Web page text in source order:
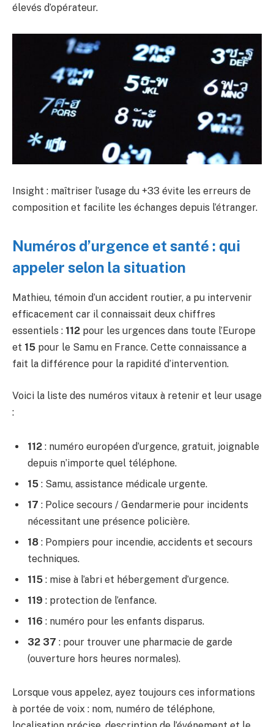
élevés d’opérateur.
Insight : maîtriser l’usage du +33 évite les erreurs de
composition et facilite les échanges depuis l’étranger.
Numéros d’urgence et santé : qui
appeler selon la situation
Mathieu, témoin d’un accident routier, a pu intervenir
efficacement car il connaissait deux chiffres
essentiels : 112 pour les urgences dans toute l’Europe
et 15 pour le Samu en France. Cette connaissance a
fait la différence pour la rapidité d’intervention.
Voici la liste des numéros vitaux à retenir et leur usage
:
112 : numéro européen d’urgence, gratuit, joignable
depuis n’importe quel téléphone.
15 : Samu, assistance médicale urgente.
17 : Police secours / Gendarmerie pour incidents
nécessitant une présence policière.
18 : Pompiers pour incendie, accidents et secours
techniques.
115 : mise à l’abri et hébergement d’urgence.
119 : protection de l’enfance.
116 : numéro pour les enfants disparus.
32 37 : pour trouver une pharmacie de garde
(ouverture hors heures normales).
Lorsque vous appelez, ayez toujours ces informations
à portée de voix : nom, numéro de téléphone,